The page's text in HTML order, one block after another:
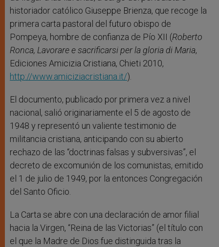
historiador católico Giuseppe Brienza, que recoge la
primera carta pastoral del futuro obispo de
Pompeya, hombre de confianza de Pío XII (Roberto
Ronca, Lavorare e sacrificarsi per la gloria di Maria,
Ediciones Amicizia Cristiana, Chieti 2010,
http://www.amiciziacristiana.it/).
El documento, publicado por primera vez a nivel
nacional, salió originariamente el 5 de agosto de
1948 y representó un valiente testimonio de
militancia cristiana, anticipando con su abierto
rechazo de las “doctrinas falsas y subversivas”, el
decreto de excomunión de los comunistas, emitido
el 1 de julio de 1949, por la entonces Congregación
del Santo Oficio.
La Carta se abre con una declaración de amor filial
hacia la Virgen, “Reina de las Victorias” (el título con
el que la Madre de Dios fue distinguida tras la